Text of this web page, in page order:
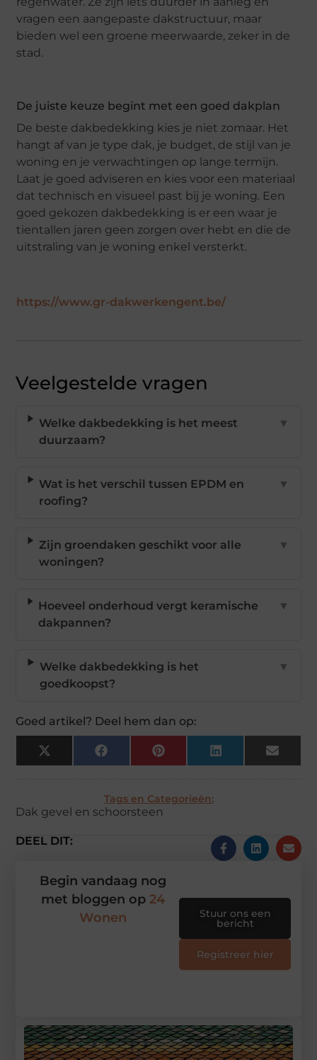
vragen een aangepaste dakstructuur, maar
bieden wel een groene meerwaarde, zeker in de
stad.
De juiste keuze begint met een goed dakplan
De beste dakbedekking kies je niet zomaar. Het
hangt af van je type dak, je budget, de stijl van je
woning en je verwachtingen op lange termijn.
Laat je goed adviseren en kies voor een materiaal
dat technisch en visueel past bij je woning. Een
goed gekozen dakbedekking is er een waar je
tientallen jaren geen zorgen over hebt en die de
uitstraling van je woning enkel versterkt.
https://www.gr-dakwerkengent.be/
Veelgestelde vragen
Welke dakbedekking is het meest
duurzaam?
▼
Wat is het verschil tussen EPDM en
roofing?
▼
Zijn groendaken geschikt voor alle
woningen?
▼
Hoeveel onderhoud vergt keramische
dakpannen?
▼
Welke dakbedekking is het
goedkoopst?
▼
Goed artikel? Deel hem dan op:
X
(Twitter)
FacebookPinterestLinkedIn Email
Tags en Categorieën:
Dak gevel en schoorsteen
DEEL DIT:
Begin vandaag nog
met bloggen op 24
Wonen
Stuur ons een
bericht
Registreer hier